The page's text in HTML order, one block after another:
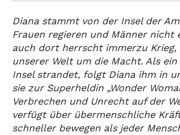
Diana stammt von der Insel der
Frauen regieren und Männer nicht
auch dort herrscht immerzu Krieg,
unserer Welt um die Macht. Als
Insel strandet, folgt Diana ihm in
sie zur Superheldin „Wonder
Verbrechen und Unrecht auf der
verfügt über übermenschliche
schneller bewegen als jeder